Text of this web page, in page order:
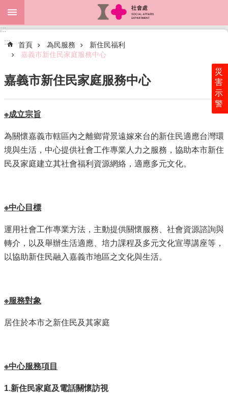
跳到主要內容區塊
進
階
搜
於
處
最
新
為
服
務
資
屬
相
法
災
害
示
警
:::
:::
首頁 為民服務
新住民福利
嘉義市新住民家庭服務中心
嘉義市新住民家庭服務中心
※成立宗旨
為關懷嘉義市轄區內之離鄉背景遠嫁來台的新住民適應台灣環
境與生活，中心提供社會工作專業人力之服務，協助本市新住
民及家庭建立其社會福利資源網絡，適應多元文化。
※中心目 標
運用社會工作專業方法，主動提供關懷服務、社會資源諮詢與
轉介，以及舉辦生活適應、培力課程及多元文化宣導講座等，
以協助新住民融入嘉義市地區之文化與生活。
※服務對象
居住於本市之新住民及其家庭
※中心服務項目
1.新住民家庭及電話關懷訪視